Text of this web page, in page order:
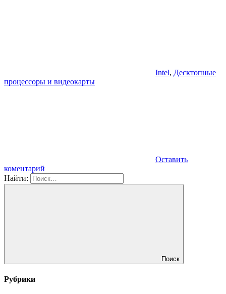
Intel, Десктопные
процессоры и видеокарты
Оставить
коментарий
Найти:
Поиск
Рубрики